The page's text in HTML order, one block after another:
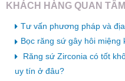
KHÁCH HÀNG QUAN TÂM
Tư vấn phương pháp và
Bọc răng sứ gây hôi
Răng sứ Zirconia có tốt
uy tín ở đâu?